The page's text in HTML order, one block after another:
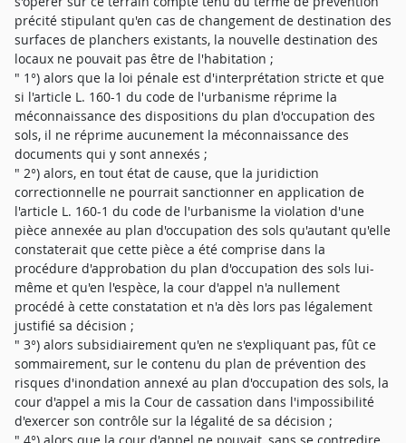
précité stipulant qu'en cas de changement de destination des
surfaces de planchers existants, la nouvelle destination des
locaux ne pouvait pas être de l'habitation ;
" 1°) alors que la loi pénale est d'interprétation stricte et que
si l'article L. 160-1 du code de l'urbanisme réprime la
méconnaissance des dispositions du plan d'occupation des
sols, il ne réprime aucunement la méconnaissance des
documents qui y sont annexés ;
" 2°) alors, en tout état de cause, que la juridiction
correctionnelle ne pourrait sanctionner en application de
l'article L. 160-1 du code de l'urbanisme la violation d'une
pièce annexée au plan d'occupation des sols qu'autant qu'elle
constaterait que cette pièce a été comprise dans la
procédure d'approbation du plan d'occupation des sols lui-
même et qu'en l'espèce, la cour d'appel n'a nullement
procédé à cette constatation et n'a dès lors pas légalement
justifié sa décision ;
" 3°) alors subsidiairement qu'en ne s'expliquant pas, fût ce
sommairement, sur le contenu du plan de prévention des
risques d'inondation annexé au plan d'occupation des sols, la
cour d'appel a mis la Cour de cassation dans l'impossibilité
d'exercer son contrôle sur la légalité de sa décision ;